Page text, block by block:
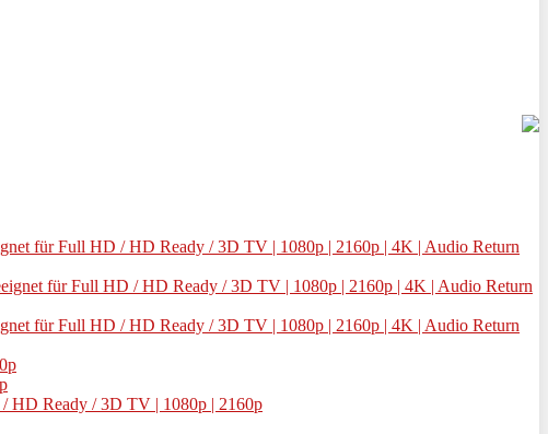
für Full HD / HD Ready / 3D TV | 1080p | 2160p | 4K | Audio Return
für Full HD / HD Ready / 3D TV | 1080p | 2160p | 4K | Audio Return
für Full HD / HD Ready / 3D TV | 1080p | 2160p | 4K | Audio Return
HD Ready / 3D TV | 1080p | 2160p